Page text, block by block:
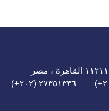
٢٧٣٥١٣٣٦ (٢٠٢+)